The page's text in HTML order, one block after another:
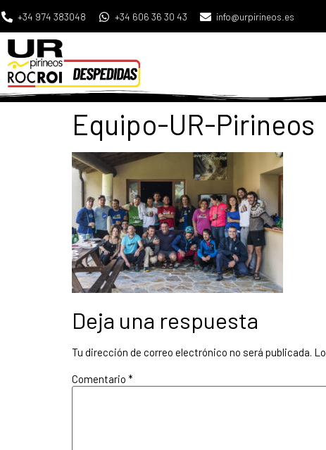
+34 974 383048 +34 606 36 30 43 info@urpirineos.es
Equipo-UR-Pirineos
Deja una respuesta
Tu dirección de correo electrónico no será publicada.
Comentario *